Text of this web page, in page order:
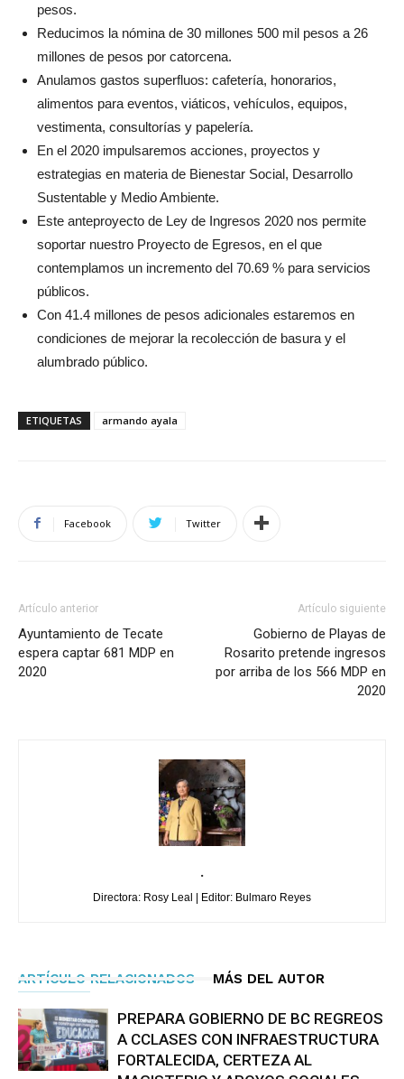
pesos.
Reducimos la nómina de 30 millones 500 mil pesos a 26
millones de pesos por catorcena.
Anulamos gastos superfluos: cafetería, honorarios,
alimentos para eventos, viáticos, vehículos, equipos,
vestimenta, consultorías y papelería.
En el 2020 impulsaremos acciones, proyectos y
estrategias en materia de Bienestar Social, Desarrollo
Sustentable y Medio Ambiente.
Este anteproyecto de Ley de Ingresos 2020 nos permite
soportar nuestro Proyecto de Egresos, en el que
contemplamos un incremento del 70.69 % para servicios
públicos.
Con 41.4 millones de pesos adicionales estaremos en
condiciones de mejorar la recolección de basura y el
alumbrado público.
ETIQUETAS armando ayala
Facebook Twitter
Artículo anterior
Ayuntamiento de Tecate
espera captar 681 MDP en
2020
Artículo siguiente
Gobierno de Playas de
Rosarito pretende ingresos
por arriba de los 566 MDP en
2020
.
Directora: Rosy Leal | Editor: Bulmaro Reyes
ARTÍCULO RELACIONADOS MÁS DEL AUTOR
PREPARA GOBIERNO DE BC REGREOS
A CCLASES CON INFRAESTRUCTURA
FORTALECIDA, CERTEZA AL